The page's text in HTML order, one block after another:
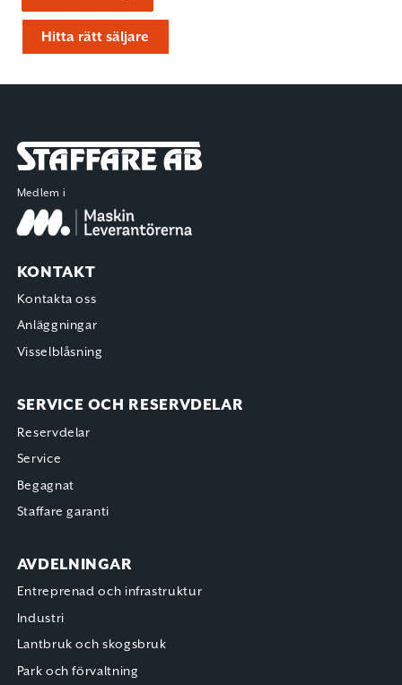
Hitta rätt säljare
Staffare AB
Medlem i
KONTAKT
Kontakta oss
Anläggningar
Visselblåsning
SERVICE OCH RESERVDELAR
Reservdelar
Service
Begagnat
Staffare garanti
AVDELNINGAR
Entreprenad och infrastruktur
Industri
Lantbruk och skogsbruk
Park och förvaltning